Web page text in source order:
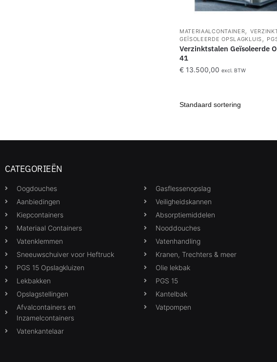
MATERIAALCONTAINER,
GEÏSOLEERDE OPSLAGKLUIS,
Verzinktstalen Geïsoleerde
41
€13.500,00 excl. BTW
CATEGORIEËN
Oogdouches
Aanbiedingen
Kiepcontainers
Materiaal Containers
Vatenklemmen
Sneeuwschuiver voor Heftruck
PGS 15 Opslagkluizen
Lekbakken
Opslagstellingen
Afvalcontainers en
Inzamelcontainers
Vatenkantelaar
Gasflessenopslag
Veiligheidskannen
Absorptiemiddelen
Nooddouches
Vatenhandling
Kranen, Trechters & meer
Olie lekbak
PGS 15
Kantelbak
Vatpompen